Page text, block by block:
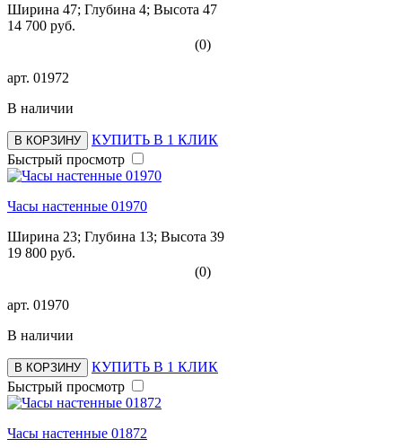
Ширина 47; Глубина 4; Высота 47
14 700 руб.
(0)
арт. 01972
В наличии
В КОРЗИНУ
КУПИТЬ В 1 КЛИК
Быстрый просмотр
Часы настенные 01970
Ширина 23; Глубина 13; Высота 39
19 800 руб.
(0)
арт. 01970
В наличии
В КОРЗИНУ
КУПИТЬ В 1 КЛИК
Быстрый просмотр
Часы настенные 01872